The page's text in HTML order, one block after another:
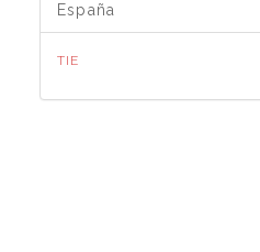
España
TIE